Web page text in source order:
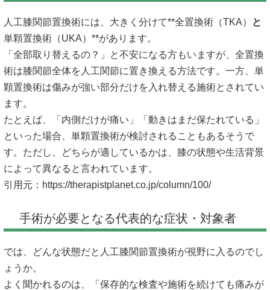
人工膝関節置換術には、大きく分けて**全置換術（TKA）
と
単顆置換術（UKA）**があります。
「全部取り替えるの？」と不安になる方もいますが、全置換
術は膝関節全体を人工関節に置き換える方法です。一方、単
顆置換術は傷みが強い部分だけを入れ替える施術とされてい
ます。
たとえば、「内側だけが痛い」「動きはまだ保たれている」
といった場合、単顆置換術が検討されることもあるそうで
す。ただし、どちらが適しているかは、膝の状態や生活背景
によって異なると言われています。
引用元： https://therapistplanet.co.jp/column/100/
手術が必要となる代表的な症状・対象者
では、どんな状態だと人工膝関節置換術が視野に入るのでし
ょうか。
よく聞かれるのは、「保存的な検査や施術を続けても痛みが